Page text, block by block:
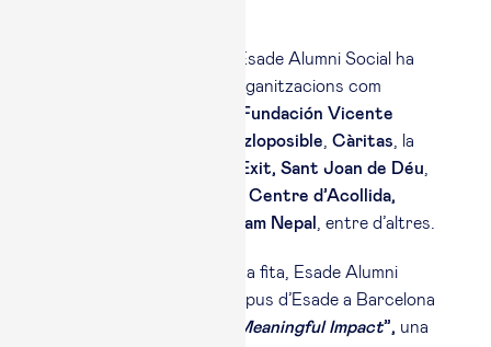
Al llarg d'aquests anys, Esade Alumni Social ha
acompanyat entitats i organitzacions com
Fundación Vicente
Fundación Hazloposible Càritas , la
Fundació Èxit, Sant Joan de Déu
Fundació Iluro, ASSÍS Centre d’Acollida,
Dream Nepal , entre d’altres.
Per commemorar aquesta fita, Esade Alumni
Social ha celebrat al campus d’Esade a Barcelona
Meaningful Impact”, una